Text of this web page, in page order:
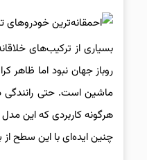
بسیاری از ترکیب‌های
روباز جهان نبود اما
ماشین است. حتی رانندگی
هرگونه کاربردی که این
چنین ایده‌ای با این سطح